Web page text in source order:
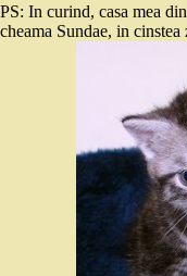
PS: In curind, casa mea
cheama Sundae, in